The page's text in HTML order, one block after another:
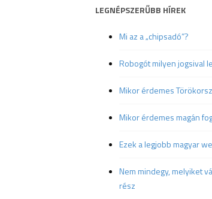
LEGNÉPSZERŰBB HÍREK
Mi az a „chipsadó”?
Robogót milyen jogsival
Mikor érdemes
Mikor érdemes magán
Ezek a legjobb magyar
Nem mindegy, melyiket
rész